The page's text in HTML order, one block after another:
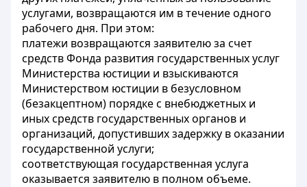
услугами, возвращаются им в течение одного
рабочего дня. При этом:
платежи возвращаются заявителю за счет
средств Фонда развития государственных услуг
Министерства юстиции и взыскиваются
Министерством юстиции в безусловном
(безакцептном) порядке с внебюджетных и
иных средств государственных органов и
организаций, допустивших задержку в оказании
государственной услуги;
соответствующая государственная услуга
оказывается заявителю в полном объеме.